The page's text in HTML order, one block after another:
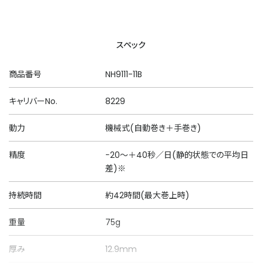
スペック
商品番号 NH9111-11B
キャリバーNo. 8229
動力 機械式(自動巻き＋手巻き)
精度
−20～＋40秒／日(静的状態での平均日
差)※
持続時間 約42時間(最大巻上時)
重量 75g
厚み 12.9mm